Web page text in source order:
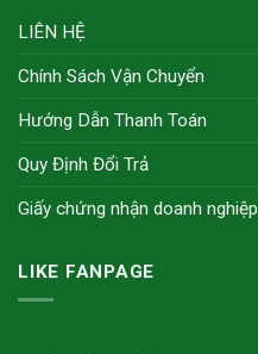
LIÊN HỆ
Chính Sách Vận Chuyển
Hướng Dẫn Thanh Toán
Quy Định Đổi Trả
Giấy chứng nhận doanh nghiệp
LIKE FANPAGE